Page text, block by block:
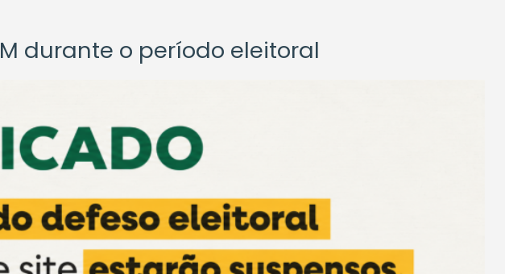
durante o período eleitoral